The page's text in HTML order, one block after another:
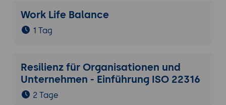
Work Life Balance
1 Tag
Resilienz für Organisationen und
Unternehmen - Einführung ISO 22316
2 Tage